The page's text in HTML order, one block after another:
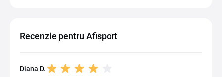
Recenzie pentru Afisport
Diana D.